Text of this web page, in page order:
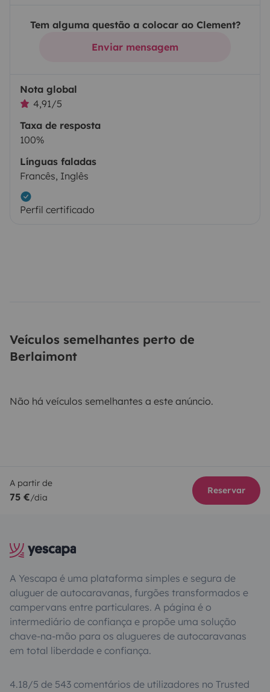
Tem alguma questão a colocar ao Clement?
Enviar mensagem
Nota global
4,91/5
Taxa de resposta
100%
Línguas faladas
Francês, Inglês
Perfil certificado
Veículos semelhantes perto de
Berlaimont
Não há veículos semelhantes a este anúncio.
A partir de
75 €/dia
Reservar
A Yescapa é uma plataforma simples e segura de
aluguer de autocaravanas, furgões transformados e
campervans entre particulares. A página é o
intermediário de confiança e propõe uma solução
chave-na-mão para os alugueres de autocaravanas
em total liberdade e confiança.
4.18/5 de 543 comentários de utilizadores no Trusted